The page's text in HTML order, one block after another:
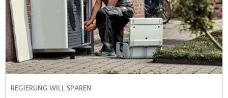
REGIERUNG WILL SPAREN